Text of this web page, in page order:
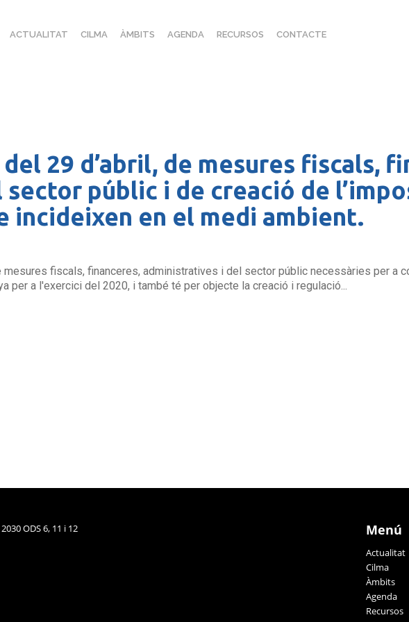
ACTUALITAT CILMA ÀMBITS AGENDA RECURSOS CONTACTE
29 d’abril, de mesures fiscals,
públic i de creació de
incideixen en el medi ambient.
fiscals, financeres, administratives i del sector públic necessàries per a
per a l'exercici del 2020, i també té per objecte la creació i regulació...
Menú
Actualitat
Cilma
Àmbits
Agenda
Recursos